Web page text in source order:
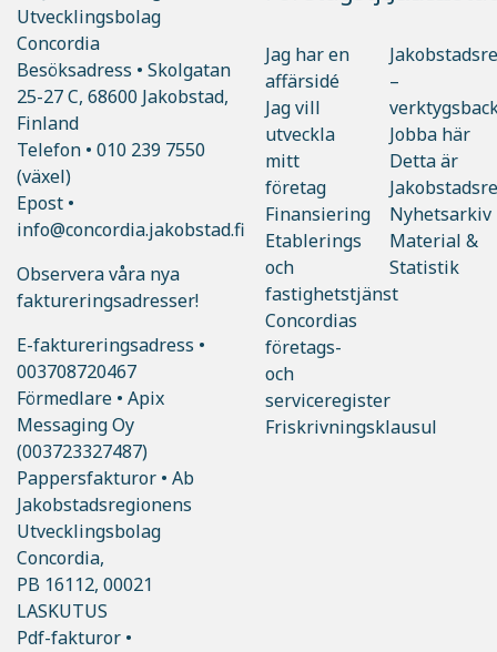
Utvecklingsbolag
Concordia
Besöksadress • Skolgatan
25-27 C, 68600 Jakobstad,
Finland
Telefon • 010 239 7550
(växel)
Epost •
info@concordia.jakobstad.fi
Observera våra nya
faktureringsadresser!
E-faktureringsadress •
003708720467
Förmedlare • Apix
Messaging Oy
(003723327487)
Pappersfakturor • Ab
Jakobstadsregionens
Utvecklingsbolag
Concordia,
PB 16112, 00021
LASKUTUS
Pdf-fakturor •
Jag har en
affärsidé
Jag vill
utveckla
mitt
företag
Finansiering
Etablerings
och
fastighetstjänst
Concordias
företags-
och
serviceregister
Friskrivningsklausul
–
Jobba här
Detta är
Nyhetsarkiv
Material &
Statistik